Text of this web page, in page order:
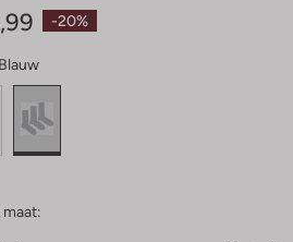
-20%
Blauw
maat: